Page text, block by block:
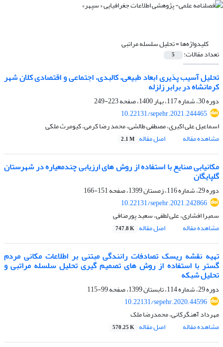
کلیدواژه‌ها =تحلیل سلسله مراتبی
تعداد مقالات: 5
تحلیل آسیب پذیری ابعاد طبیعی، کالبدی، اجتماعی و اقتصادی کلان شهر
کرمانشاه در برابر زلزله
دوره 30، شماره 117، بهار 1400، صفحه
223-249
10.22131/sepehr.2021.244465
اسماعیل علی اکبری، مصطفی طالشی، محمد رضا کرمی، کیومرث ملکی
مشاهده مقاله
اصل مقاله 2.1 M
مکانیابی صنایع با استفاده از روش های ارزیابی چندمعیاره در شهرستان
گلپایگان
دوره 29، شماره 116، زمستان 1399، صفحه
151-166
10.22131/sepehr.2021.242866
سمیرا افشاری، علی لطفی، سعید پورمنافی
مشاهده مقاله
اصل مقاله 747.8 K
تهیه نقشه ریسک تصادفات رانندگی مبتنی بر اطلاعات مکانی مردم
گستر با استفاده از روش های تصمیم گیری تحلیل سلسله مراتبی و
تحلیل شبکه
دوره 29، شماره 114، تابستان 1399، صفحه
99-115
10.22131/sepehr.2020.44596
مهرداد آهنگرکانی، محمدرضا ملک
مشاهده مقاله
اصل مقاله 570.25 K